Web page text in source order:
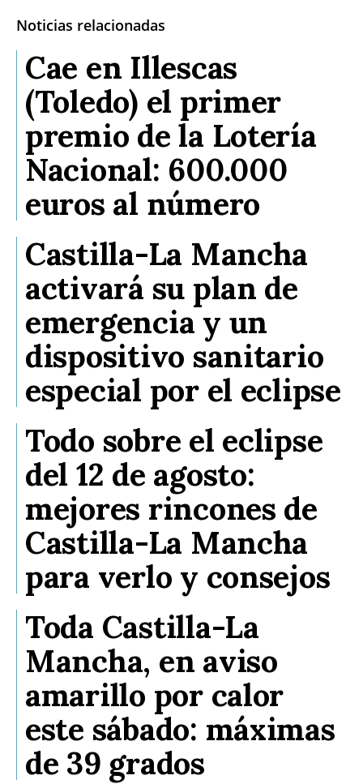
Noticias relacionadas
Cae en Illescas
(Toledo) el primer
premio de la Lotería
Nacional: 600.000
euros al número
Castilla-La Mancha
activará su plan de
emergencia y un
dispositivo sanitario
especial por el eclipse
Todo sobre el eclipse
del 12 de agosto:
mejores rincones de
Castilla-La Mancha
para verlo y consejos
Toda Castilla-La
Mancha, en aviso
amarillo por calor
este sábado: máximas
de 39 grados